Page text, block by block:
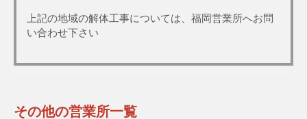
上記の地域の解体工事については、福岡営業所へお問
い合わせ下さい
その他の営業所一覧